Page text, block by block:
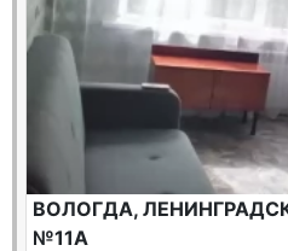
ВОЛОГДА,
№11А